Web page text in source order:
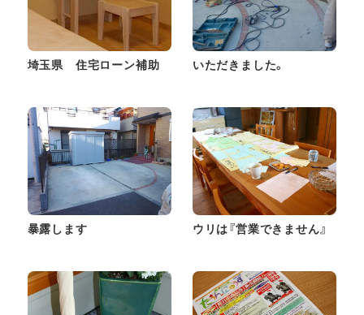
埼玉県 住宅ローン補助 いただきました。
暴露します ウリは『営業できません』